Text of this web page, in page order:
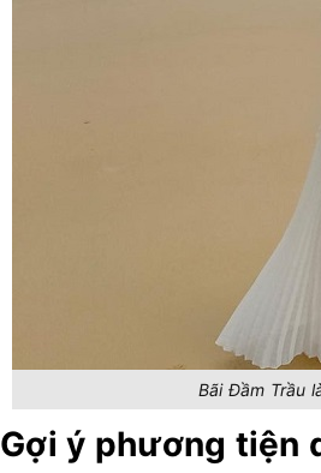
Bãi Đầm Trầu
Gợi ý phương tiện